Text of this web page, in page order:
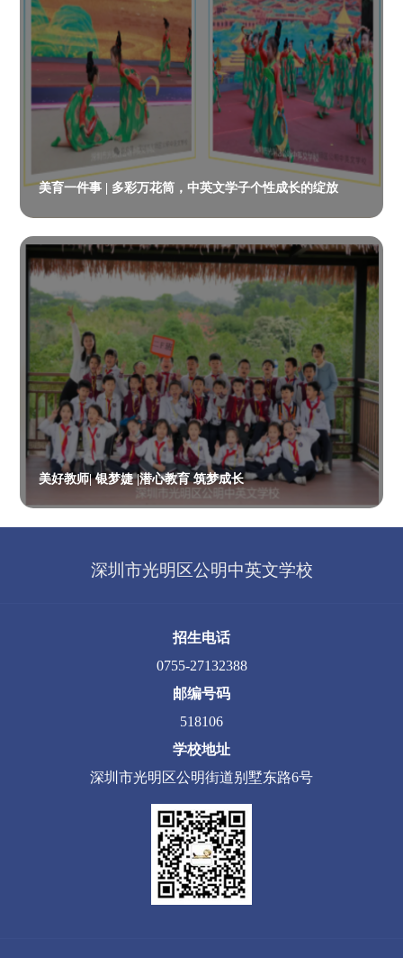
美育一件事 | 多彩万花筒，中英文学子个性成长的绽放
美好教师| 银梦婕 |潜心教育 筑梦成长
深圳市光明区公明中英文学校
招生电话
0755-27132388
邮编号码
518106
学校地址
深圳市光明区公明街道别墅东路6号